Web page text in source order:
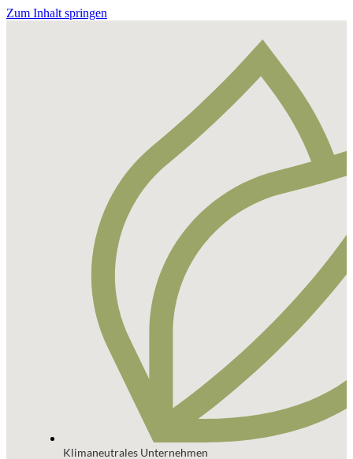
Zum Inhalt springen
Klimaneutrales Unternehmen